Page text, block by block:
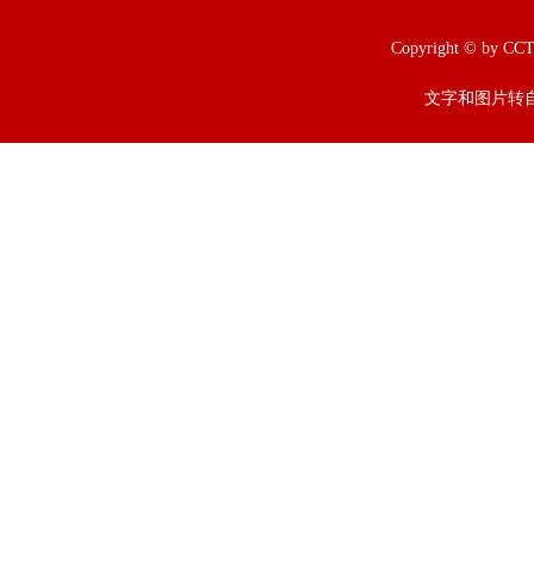
Copyright © by
文字和图片转